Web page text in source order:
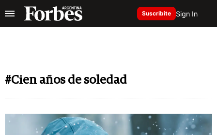
Suscribite Sign In
#Cien años de soledad